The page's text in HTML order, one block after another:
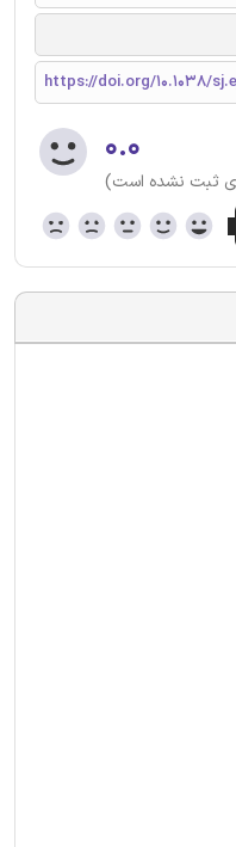
https://doi.org/10.1038/
۰.۰
ثبت نشده است)